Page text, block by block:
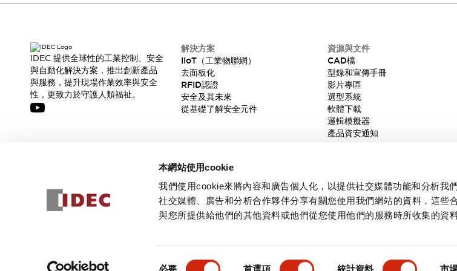
本網站使用cookie
我們使用cookie來將內容和廣告個人化，以提供社交媒體功能和分析我
社交媒體、廣告和分析合作夥伴分享有關您使用我們網站的資料，這些
與您所提供給他們的其他資料或他們從您使用他們的服務時所收集的資料
必要 首選項 統計資料 市
IDEC 提供全球性的工業控制、安全
與自動化解決方案，推出創新產品
與服務，提升現場作業效率與安全
性，更致力於守護人類福祉。
解決方案
IIoT（工業物聯網）
去面板化
RFID認證
安全及其未來
從基礎了解安全元件
資源與文件
CAD檔
型錄和宣傳手冊
影片專區
選型系統
軟體下載
邏輯模擬器
產品資安通知
訂閱
隱私權政策使用條款